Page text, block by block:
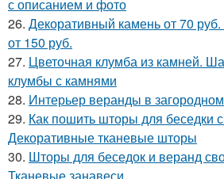
с описанием и фото
26. Декоративный камень от 70
от 150 руб.
27. Цветочная клумба из камней.
клумбы с камнями
28. Интерьер веранды в
29. Как пошить шторы для беседки
Декоративные тканевые шторы
30. Шторы для беседок и веранд